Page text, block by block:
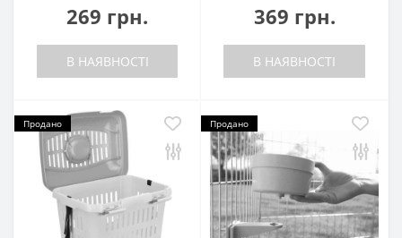
269 грн.
В НАЯВНОСТІ
369 грн.
В НАЯВНОСТІ
Продано Продано